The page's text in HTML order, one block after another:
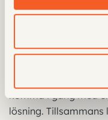
Uppstart
komma i gångmed
lösning. Tillsammans